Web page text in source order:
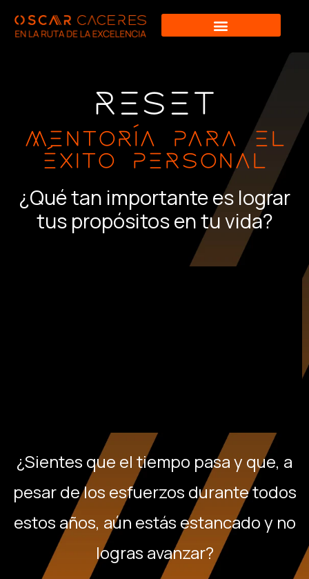
RESET
MENTORÍA PARA EL
ÉXITO PERSONAL
¿Qué tan importante es lograr
tus propósitos en tu vida?
¿Sientes que el tiempo pasa y que, a
pesar de los esfuerzos durante todos
estos años, aún estás estancado y no
logras avanzar?